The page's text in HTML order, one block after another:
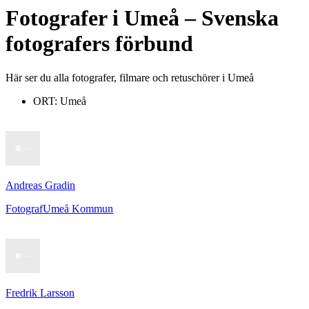
Fotograferi Umeå– Svenska
fotografers förbund
Här ser du alla fotografer, filmare och retuschörer i Umeå
ORT: Umeå
Andreas Gradin
FotografUmeå Kommun
Fredrik Larsson